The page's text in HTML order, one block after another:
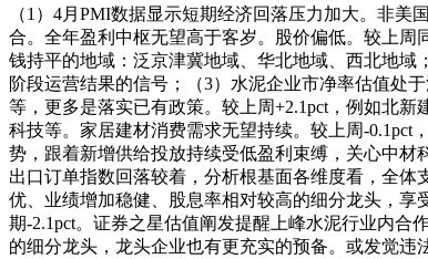
（1）4月PMI数据显示短期经济回落压力加大。非
合。全年盈利中枢无望高于客岁。股价偏低。较上周
钱持平的地域：泛京津冀地域、华北地域、西北地
阶段运营结果的信号；（3）水泥企业市净率估值处
等，更多是落实已有政策。较上周+2.1pct，例如北
科技等。家居建材消费需求无望持续。较上周-
势，跟着新增供给投放持续受低盈利束缚，关心中
出口订单指数回落较着，分析根基面各维度看，全
优、业绩增加稳健、股息率相对较高的细分龙头，享
期-2.1pct。证券之星估值阐发提醒上峰水泥行业内
的细分龙头，龙头企业也有更充实的预备。或发觉违